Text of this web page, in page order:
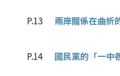
P.13 兩岸關係在曲折
P.14 國民黨的「一中